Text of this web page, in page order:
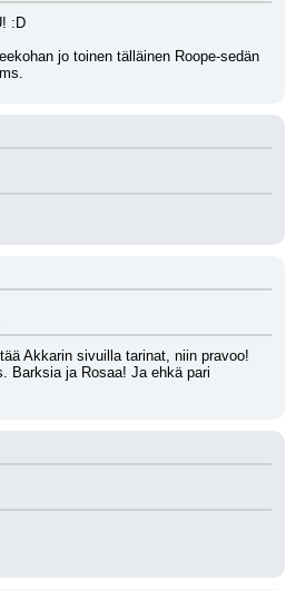
:D
jo toinen tälläinen Roope-sedän
Akkarin sivuilla tarinat, niin pravoo!
Barksia ja Rosaa! Ja ehkä pari